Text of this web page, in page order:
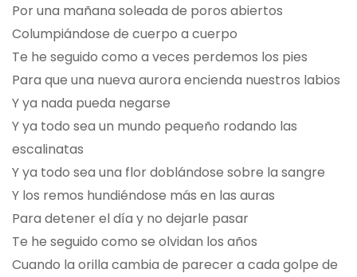
Por una mañana soleada de poros abiertos
Columpiándose de cuerpo a cuerpo
Te he seguido como a veces perdemos los pies
Para que una nueva aurora encienda nuestros labios
Y ya nada pueda negarse
Y ya todo sea un mundo pequeño rodando las
escalinatas
Y ya todo sea una flor doblándose sobre la sangre
Y los remos hundiéndose más en las auras
Para detener el día y no dejarle pasar
Te he seguido como se olvidan los años
Cuando la orilla cambia de parecer a cada golpe de